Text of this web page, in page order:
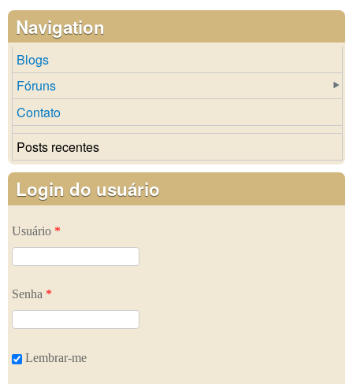
Navigation
Blogs
Fóruns
Contato
Posts recentes
Login do usuário
Usuário *
Senha *
Lembrar-me